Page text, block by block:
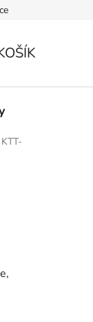
KTT-